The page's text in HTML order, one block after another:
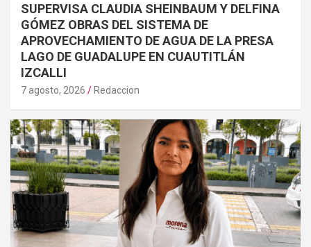
SUPERVISA CLAUDIA SHEINBAUM Y DELFINA
GÓMEZ OBRAS DEL SISTEMA DE
APROVECHAMIENTO DE AGUA DE LA PRESA
LAGO DE GUADALUPE EN CUAUTITLÁN
IZCALLI
7 agosto, 2026 Redaccion